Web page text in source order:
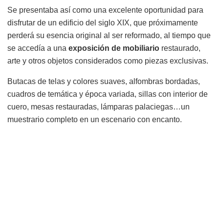
Se presentaba así como una excelente oportunidad para
disfrutar de un edificio del siglo XIX, que próximamente
perderá su esencia original al ser reformado, al tiempo que
se accedía a una exposición de mobiliario restaurado,
arte y otros objetos considerados como piezas exclusivas.
Butacas de telas y colores suaves, alfombras bordadas,
cuadros de temática y época variada, sillas con interior de
cuero, mesas restauradas, lámparas palaciegas…un
muestrario completo en un escenario con encanto.